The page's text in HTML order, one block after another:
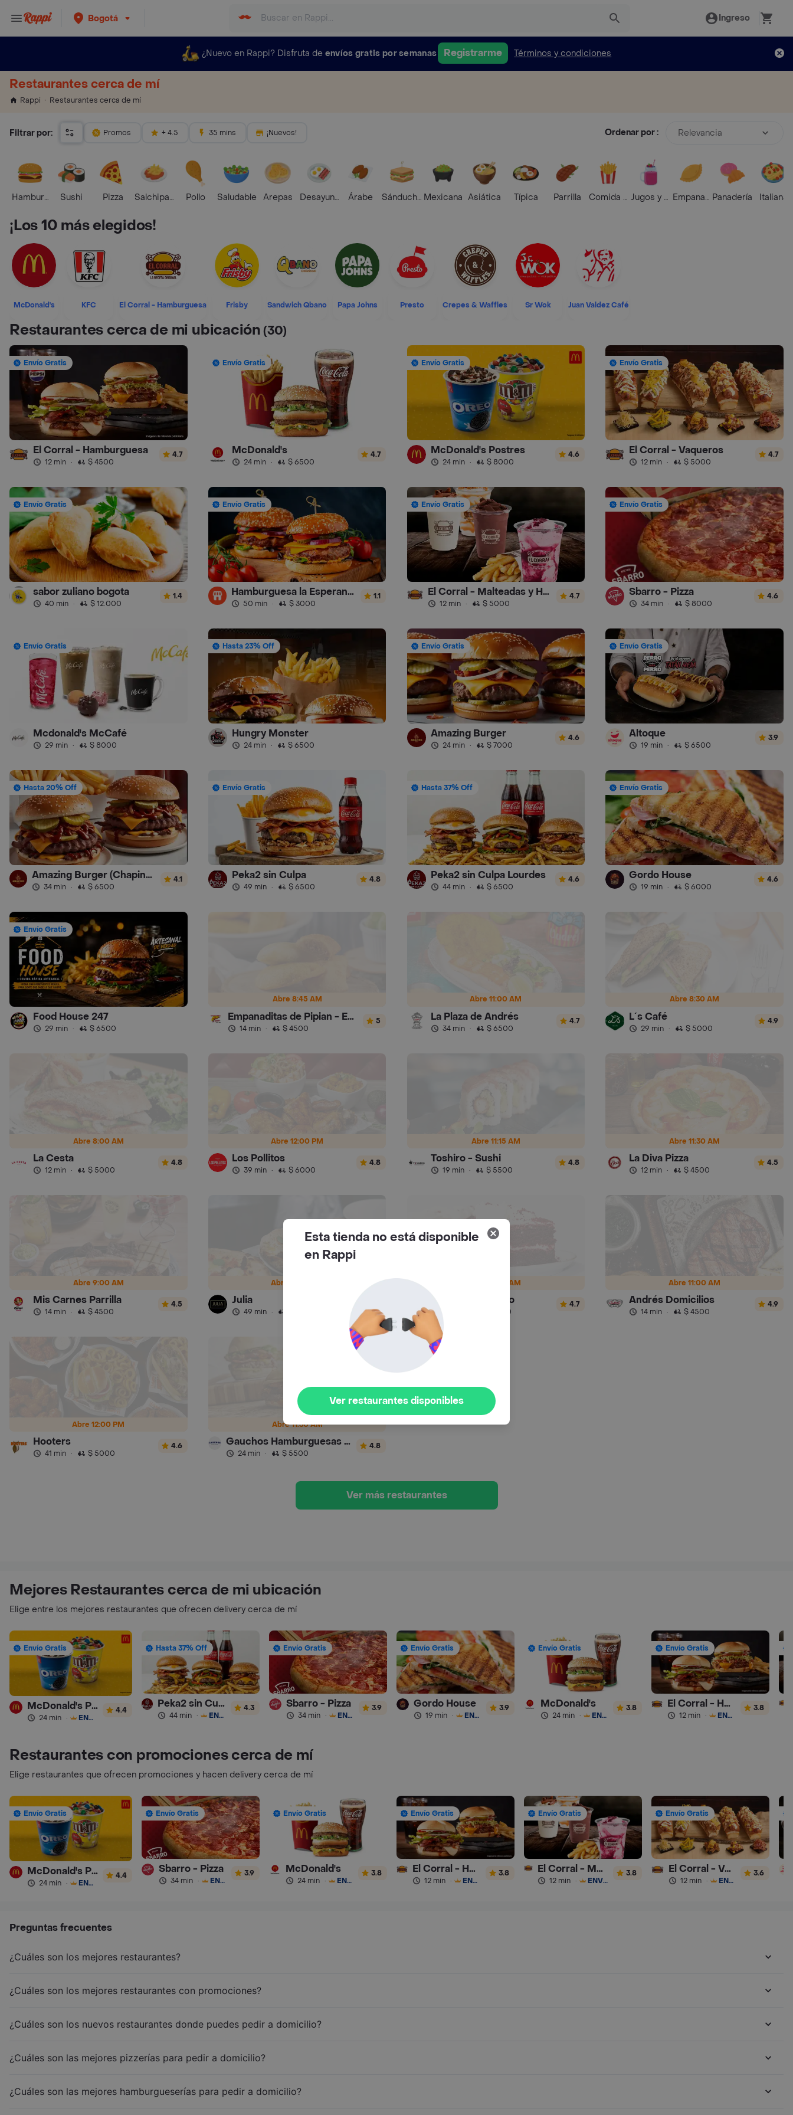
Bogotá Ingreso
¿Nuevo en Rappi? Disfruta de envíos gratis por semanas Registrarme Términos y condiciones
Restaurantes cerca de mí
Rappi Restaurantes cerca de mí
Filtrar por: Promos + 4.5 35 mins ¡Nuevos! Ordenar por : Relevancia
HamburguesaSushi Pizza Salchipapas Pollo Saludable Arepas Desayunos Árabe SánduchesMexicana Asiática Típica Parrilla Comida RápidaJugos y BatidosEmpanadasPanadería Italiana
¡Los 10 más elegidos!
McDonald's KFC El Corral - Hamburguesa Frisby Sandwich Qbano Papa Johns Presto Crepes & Waffles Sr Wok Juan Valdez Café
Restaurantes cerca de mi ubicación(30)
Envío Gratis
El Corral - Hamburguesa
12 min · $ 4500
4.7
Envío Gratis
McDonald's
24 min · $ 6500
4.7
Envío Gratis
McDonald's Postres
24 min · $ 8000
4.6
Envío Gratis
El Corral - Vaqueros
12 min · $ 5000
4.7
Envío Gratis
sabor zuliano bogota
40 min · $ 12.000
1.4
Envío Gratis
Hamburguesa la Esperanza
50 min · $ 3000
1.1
Envío Gratis
El Corral - Malteadas y Helados
12 min · $ 5000
4.7
Envío Gratis
Sbarro - Pizza
34 min · $ 8000
4.6
Envío Gratis
Mcdonald's McCafé
29 min · $ 8000
Hasta 23% Off
Hungry Monster
24 min · $ 6500
Envío Gratis
Amazing Burger
24 min · $ 7000
4.6
Envío Gratis
Altoque
19 min · $ 6500
3.9
Hasta 20% Off
Amazing Burger (Chapinero)
34 min · $ 6500
4.1
Envío Gratis
Peka2 sin Culpa
49 min · $ 6500
4.8
Hasta 37% Off
Peka2 sin Culpa Lourdes
44 min · $ 6500
4.6
Envío Gratis
Gordo House
19 min · $ 6000
4.6
Envío Gratis
Food House 247
29 min · $ 6500
Abre 8:45 AM
Empanaditas de Pipian - Empanadas
14 min · $ 4500
5
Abre 11:00 AM
La Plaza de Andrés
34 min · $ 6500
4.7
Abre 8:30 AM
L´s Café
29 min · $ 5000
4.9
Abre 8:00 AM
La Cesta
12 min · $ 5000
4.8
Abre 12:00 PM
Los Pollitos
39 min · $ 6000
4.8
Abre 11:15 AM
Toshiro - Sushi
19 min · $ 5500
4.8
Abre 11:30 AM
La Diva Pizza
12 min · $ 4500
4.5
Abre 9:00 AM
Mis Carnes Parrilla
14 min · $ 4500
4.5
Abre 12:00 PM
Julia
49 min ·
Abre 9:00 AM
Myriam Camhi Co
$ 4500
4.7
Abre 11:00 AM
Andrés Domicilios
14 min · $ 4500
4.9
Abre 12:00 PM
Hooters
41 min · $ 5000
4.6
Abre 11:30 AM
Gauchos Hamburguesas y Sánguches
24 min · $ 5500
4.8
Ver más restaurantes
Mejores Restaurantes cerca de mi ubicación
Elige entre los mejores restaurantes que ofrecen delivery cerca de mí
Envío Gratis
McDonald's Postres
24 min · ENVÍO GRATIS
4.4
Hasta 37% Off
Peka2 sin Culpa Lourdes
44 min · ENVÍO GRATIS
4.3
Envío Gratis
Sbarro - Pizza
34 min · ENVÍO GRATIS
3.9
Envío Gratis
Gordo House
19 min · ENVÍO GRATIS
3.9
Envío Gratis
McDonald's
24 min · ENVÍO GRATIS
3.8
Envío Gratis
El Corral - Hamburguesa
12 min · ENVÍO GRATIS
3.8
Restaurantes con promociones cerca de mí
Elige restaurantes que ofrecen promociones y hacen delivery cerca de mí
Envío Gratis
McDonald's Postres
24 min · ENVÍO GRATIS
4.4
Envío Gratis
Sbarro - Pizza
34 min · ENVÍO GRATIS
3.9
Envío Gratis
McDonald's
24 min · ENVÍO GRATIS
3.8
Envío Gratis
El Corral - Hamburguesa
12 min · ENVÍO GRATIS
3.8
Envío Gratis
El Corral - Malteadas y Helados
12 min · ENVÍO GRATIS
3.8
Envío Gratis
El Corral - Vaqueros
12 min · ENVÍO GRATIS
3.6
Preguntas frecuentes
¿Cuáles son los mejores restaurantes?
¿Cuáles son los mejores restaurantes con promociones?
¿Cuáles son los nuevos restaurantes donde puedes pedir a domicilio?
¿Cuáles son las mejores pizzerías para pedir a domicilio?
¿Cuáles son las mejores hamburgueserías para pedir a domicilio?
Esta tienda no está disponible
en Rappi
Ver restaurantes disponibles